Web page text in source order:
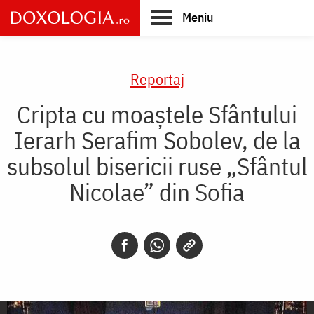
Skip
to
main
Meniu
Reportaj
Cripta cu moaştele Sfântului
Ierarh Serafim Sobolev, de la
subsolul bisericii ruse „Sfântul
Nicolae” din Sofia